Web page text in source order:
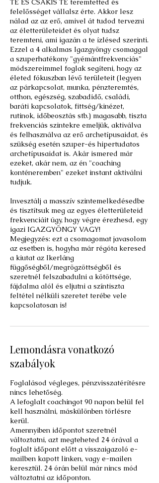
TE ÉS CSAKIS TE teremtetted és
felelősséget vállalsz érte. Akkor lesz
nálad az az erő, amivel át tudod tervezni
az életterületeidet és olyat tudsz
teremteni, ami igazán a te ízlésed szerinti.
Ezzel a 4 alkalmas Igazgyöngy csomaggal
a szuperhatékony "gyémántfrekvenciás"
módszereimmel foglak segíteni, hogy az
életed fókuszban lévő területeit (legyen
az párkapcsolat, munka, pénzteremtés,
otthon, egészség, szabadidő, családi,
baráti kapcsolatok, fittség/kinézet,
rutinok, időbeosztás stb.) magasabb, tiszta
frekvenciás szintekre emeljük, aktiválva
és felhasználva az erő archetípusaidat, és
szükség esetén szuper-és hipertudatos
archetípusaidat is. Akár ismered már
ezeket, akár nem, az én "coaching
konténeremben" ezeket instant aktiválni
tudjuk.
Invesztálj a masszív szintemelkedésedbe
és tisztítsuk meg az egyes életterületeid
frekvenciáit úgy, hogy végre érezhesd, egy
igazi IGAZGYÖNGY VAGY!
Megjegyzés: ezt a csomagomat javasolom
az esetben is, hogyha már régóta keresed
a kiutat az Ikerláng
függőségből/megrögzöttségből és
szeretnél felszabadulni a kötöttsége,
fájdalma alól és eljutni a színtiszta
feltétel nélküli szeretet terébe vele
kapcsolatosan is!
Lemondásra vonatkozó
szabályok
Foglalásod végleges, pénzvisszatérítésre
nincs lehetőség.
A lefoglalt coachingot 90 napon belül fel
kell használni, máskülönben törlésre
kerül.
Amennyiben időpontot szeretnél
változtatni, azt megteheted 24 órával a
foglalt időpont előtt a visszaigazoló e-
mailben kapott linken, vagy e-mailen
keresztül. 24 órán belül már nincs mód
változtatni az időponton.